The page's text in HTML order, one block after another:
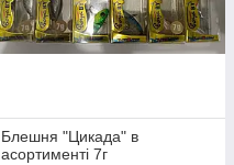
Блешня "Цикада" в
асортименті 7г